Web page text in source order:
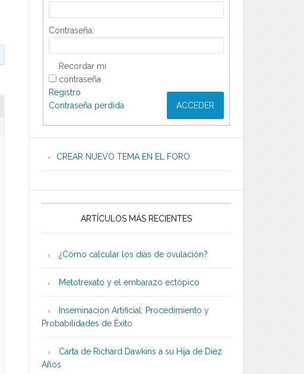
Contraseña:
Recordar mi
contraseña
ACCEDER
Registro
Contraseña perdida
CREAR NUEVO TEMA EN EL FORO
ARTÍCULOS MÁS RECIENTES
¿Cómo calcular los días de ovulación?
Metotrexato y el embarazo ectópico
Inseminación Artificial: Procedimiento y
Probabilidades de Éxito
Carta de Richard Dawkins a su Hija de Diez
Años